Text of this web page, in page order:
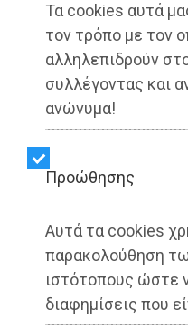
Τα cookies αυτά
τον τρόπο με τον
αλληλεπιδρούν
συλλέγοντας και
ανώνυμα!
Προώθησης
Αυτά τα cookies
παρακολούθηση
ιστότοπους ώστε
διαφημίσεις που
Κόρινθος - ΑΥΤΟΔΙΟΙΚΗΣΗ
Dimotisnews - 08/04/2026